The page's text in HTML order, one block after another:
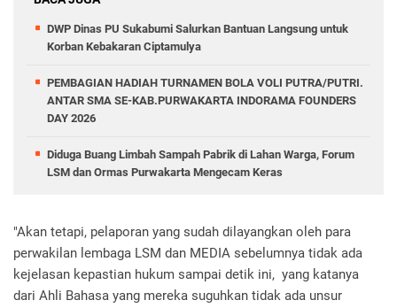
DWP Dinas PU Sukabumi Salurkan Bantuan Langsung untuk
Korban Kebakaran Ciptamulya
PEMBAGIAN HADIAH TURNAMEN BOLA VOLI PUTRA/PUTRI.
ANTAR SMA SE-KAB.PURWAKARTA INDORAMA FOUNDERS
DAY 2026
Diduga Buang Limbah Sampah Pabrik di Lahan Warga, Forum
LSM dan Ormas Purwakarta Mengecam Keras
"Akan tetapi, pelaporan yang sudah dilayangkan oleh para
perwakilan lembaga LSM dan MEDIA sebelumnya tidak ada
kejelasan kepastian hukum sampai detik ini, yang katanya
dari Ahli Bahasa yang mereka suguhkan tidak ada unsur